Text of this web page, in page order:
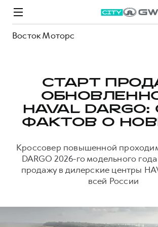
Восток Моторс
Модели
Покупателям
Автомобили в наличии
Конфигуратор HAVAL
Каталоги и прайс-листы
Владельцам
Все о сервисе
Запись на сервис
Стоимость ТО
Спецпредложения
Покупателям
Владельцам
О дилере
О бренде
Новости
Статьи
СТАРТ
HAVAL
ФАКТОВ О
Кроссовер повышенной
DARGO 2026-го модельного
продажу в дилерские центры
всей России